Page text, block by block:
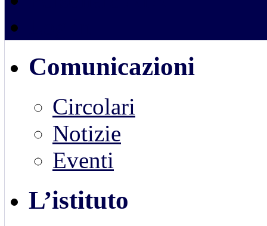
Comunicazioni
Circolari
Notizie
Eventi
L’istituto